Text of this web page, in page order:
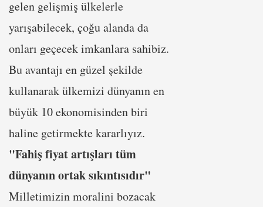
gelen gelişmiş ülkelerle
yarışabilecek, çoğu alanda da
onları geçecek imkanlara sahibiz.
Bu avantajı en güzel şekilde
kullanarak ülkemizi dünyanın en
büyük 10 ekonomisinden biri
haline getirmekte kararlıyız.
"Fahiş fiyat artışları tüm
dünyanın ortak sıkıntısıdır"
Milletimizin moralini bozacak